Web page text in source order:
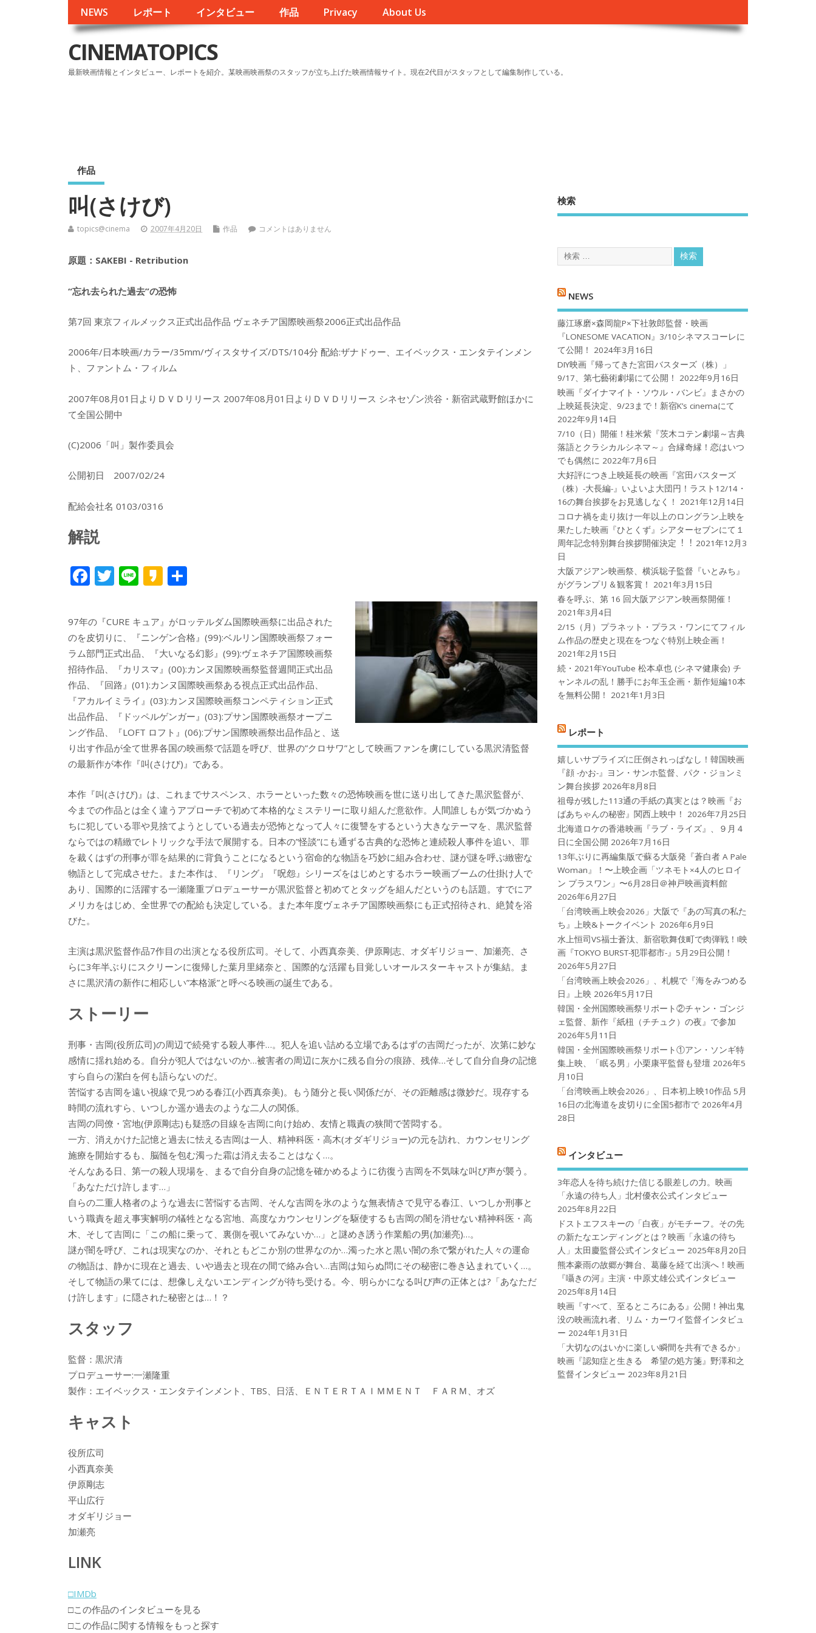
NEWS レポート インタビュー 作品 Privacy About Us
CINEMATOPICS
最新映画情報とインタビュー、レポートを紹介。某映画映画祭のスタッフが立ち上げた映画情報サイト。現在2代目がスタッフとして編集制作している。
作品
叫(さけび)
topics@cinema 2007年4月20日 作品 コメントはありません
原題：SAKEBI - Retribution
“忘れ去られた過去”の恐怖
第7回 東京フィルメックス正式出品作品 ヴェネチア国際映画祭2006正式出品作品
2006年/日本映画/カラー/35mm/ヴィスタサイズ/DTS/104分 配給:ザナドゥー、エイベックス・エンタテインメン
ト、ファントム・フィルム
2007年08月01日よりＤＶＤリリース 2007年08月01日よりＤＶＤリリース シネセゾン渋谷・新宿武蔵野館ほかに
て全国公開中
(C)2006「叫」製作委員会
公開初日 2007/02/24
配給会社名 0103/0316
解説
F
e
b
o
o
k
T
itt
er
Li
e
K
k
a
o
97年の『CURE キュア』がロッテルダム国際映画祭に出品された
のを皮切りに、『ニンゲン合格』(99):ベルリン国際映画祭フォー
ラム部門正式出品、『大いなる幻影』(99):ヴェネチア国際映画祭
招待作品、『カリスマ』(00):カンヌ国際映画祭監督週間正式出品
作品、『回路』(01):カンヌ国際映画祭ある視点正式出品作品、
『アカルイミライ』(03):カンヌ国際映画祭コンペティション正式
出品作品、『ドッペルゲンガー』(03):プサン国際映画祭オープニ
ング作品、『LOFT ロフト』(06):プサン国際映画祭出品作品と、送
り出す作品が全て世界各国の映画祭で話題を呼び、世界の”クロサワ”として映画ファンを虜にしている黒沢清監督
の最新作が本作『叫(さけび)』である。
本作『叫(さけび)』は、これまでサスペンス、ホラーといった数々の恐怖映画を世に送り出してきた黒沢監督が、
今までの作品とは全く違うアプローチで初めて本格的なミステリーに取り組んだ意欲作。人間誰しもが気づかぬう
ちに犯している罪や見捨てようとしている過去が恐怖となって人々に復讐をするという大きなテーマを、黒沢監督
ならではの精緻でレトリックな手法で展開する。日本の”怪談”にも通ずる古典的な恐怖と連続殺人事件を追い、罪
を裁くはずの刑事が罪を結果的に背負うことになるという宿命的な物語を巧妙に組み合わせ、謎が謎を呼ぶ緻密な
物語として完成させた。また本作は、『リング』『呪怨』シリーズをはじめとするホラー映画ブームの仕掛け人で
あり、国際的に活躍する一瀬隆重プロデューサーが黒沢監督と初めてとタッグを組んだというのも話題。すでにア
メリカをはじめ、全世界での配給も決定している。また本年度ヴェネチア国際映画祭にも正式招待され、絶賛を浴
びた。
主演は黒沢監督作品7作目の出演となる役所広司。そして、小西真奈美、伊原剛志、オダギリジョー、加瀬亮、さ
らに3年半ぶりにスクリーンに復帰した葉月里緒奈と、国際的な活躍も目覚しいオールスターキャストが集結。ま
さに黒沢清の新作に相応しい”本格派”と呼べる映画の誕生である。
ストーリー
刑事・吉岡(役所広司)の周辺で続発する殺人事件…。犯人を追い詰める立場であるはずの吉岡だったが、次第に妙な
感情に揺れ始める。自分が犯人ではないのか…被害者の周辺に灰かに残る自分の痕跡、残倖…そして自分自身の記憶
すら自らの潔白を何も語らないのだ。
苦悩する吉岡を遠い視線で見つめる春江(小西真奈美)。もう随分と長い関係だが、その距離感は微妙だ。現存する
時間の流れすら、いつしか遥か過去のような二人の関係。
吉岡の同僚・宮地(伊原剛志)も疑惑の目線を吉岡に向け始め、友情と職責の狭間で苦悶する。
一方、消えかけた記憶と過去に怯える吉岡は一人、精神科医・高木(オダギリジョー)の元を訪れ、カウンセリング
施療を開始するも、脳髄を包む濁った霜は消え去ることはなく…。
そんなある日、第一の殺人現場を、まるで自分自身の記憶を確かめるように彷復う吉岡を不気味な叫び声が襲う。
「あなただけ許します…」
自らの二重人格者のような過去に苦悩する吉岡、そんな吉岡を氷のような無表情さで見守る春江、いつしか刑事と
いう職責を超え事実解明の犠牲となる宮地、高度なカウンセリングを駆使するも吉岡の闇を消せない精神科医・高
木、そして吉岡に「この船に乗って、裏側を覗いてみないか…」と謎めき誘う作業船の男(加瀬亮)…。
謎が闇を呼び、これは現実なのか、それともどこか別の世界なのか…濁った水と黒い闇の糸で繋がれた人々の運命
の物語は、静かに現在と過去、いや過去と現在の間で絡み合い…吉岡は知らぬ問にその秘密に巻き込まれていく…。
そして物語の果てには、想像しえないエンディングが待ち受ける。今、明らかになる叫び声の正体とは?「あなただ
け許します」に隠された秘密とは…！？
スタッフ
監督：黒沢清
プロデューサー:一瀬隆重
製作：エイベックス・エンタテインメント、TBS、日活、ＥＮＴＥＲＴＡＩＭＭＥＮＴ ＦＡＲＭ、オズ
キャスト
役所広司
小西真奈美
伊原剛志
平山広行
オダギリジョー
加瀬亮
LINK
□IMDb
□この作品のインタビューを見る
□この作品に関する情報をもっと探す
検索
NEWS
藤江琢磨×森岡龍P×下社敦郎監督・映画
『LONESOME VACATION』3/10シネマスコーレに
て公開！
2024年3月16日
DIY映画『帰ってきた宮田バスターズ（株）」
9/17、第七藝術劇場にて公開！
2022年9月16日
映画『ダイナマイト・ソウル・バンビ』まさかの
上映延長決定、9/23まで！新宿K’s cinemaにて
2022年9月14日
7/10（日）開催！桂米紫『茨木コテン劇場～古典
落語とクラシカルシネマ～』合縁奇縁！恋はいつ
でも偶然に 2022年7月6日
大好評につき上映延長の映画『宮田バスターズ
（株）-大長編-』いよいよ大団円！ラスト12/14・
16の舞台挨拶をお見逃しなく！
2021年12月14日
コロナ禍を⾛り抜け⼀年以上のロングラン上映を
果たした映画『ひとくず』シアターセブンにて１
周年記念特別舞台挨拶開催決定︕︕ 2021年12月3
日
大阪アジアン映画祭、横浜聡子監督『いとみち』
がグランプリ＆観客賞！
2021年3月15日
春を呼ぶ、第 16 回大阪アジアン映画祭開催！
2021年3月4日
2/15（月）プラネット・プラス・ワンにてフィル
ム作品の歴史と現在をつなぐ特別上映企画！
2021年2月15日
続・2021年YouTube 松本卓也 (シネマ健康会) チ
ャンネルの乱！勝手にお年玉企画・新作短編10本
を無料公開！
2021年1月3日
レポート
嬉しいサプライズに圧倒されっぱなし！韓国映画
『顔 -かお-』ヨン・サンホ監督、パク・ジョンミ
ン舞台挨拶 2026年8月8日
祖母が残した113通の手紙の真実とは？映画『お
ばあちゃんの秘密』関西上映中！
2026年7月25日
北海道ロケの香港映画『ラブ・ライズ』、９月４
日に全国公開 2026年7月16日
13年ぶりに再編集版で蘇る大阪発『蒼白者 A Pale
Woman』！〜上映企画「ツネモト×4人のヒロイ
ン プラスワン」〜6月28日＠神戸映画資料館
2026年6月27日
「台湾映画上映会2026」大阪で『あの写真の私た
ち』上映&トークイベント 2026年6月9日
水上恒司VS福士蒼汰、新宿歌舞伎町で肉弾戦！!映
画『TOKYO BURST-犯罪都市-』5月29日公開！
2026年5月27日
「台湾映画上映会2026」、札幌で『海をみつめる
日』上映 2026年5月17日
韓国・全州国際映画祭リポート②チャン・ゴンジ
ェ監督、新作『紙杻（チチュク）の夜』で参加
2026年5月11日
韓国・全州国際映画祭リポート①アン・ソンギ特
集上映、「眠る男」小栗康平監督も登壇 2026年5
月10日
「台湾映画上映会2026」、日本初上映10作品 5月
16日の北海道を皮切りに全国5都市で 2026年4月
28日
インタビュー
3年恋人を待ち続けた信じる眼差しの力。映画
「永遠の待ち人」北村優衣公式インタビュー
2025年8月22日
ドストエフスキーの「白夜」がモチーフ。その先
の新たなエンディングとは？映画「永遠の待ち
人」太田慶監督公式インタビュー 2025年8月20日
熊本豪雨の故郷が舞台、葛藤を経て出演へ！映画
『囁きの河』主演・中原丈雄公式インタビュー
2025年8月14日
映画『すべて、至るところにある』公開！神出鬼
没の映画流れ者、リム・カーワイ監督インタビュ
ー 2024年1月31日
「大切なのはいかに楽しい瞬間を共有できるか」
映画『認知症と生きる 希望の処方箋』野澤和之
監督インタビュー 2023年8月21日